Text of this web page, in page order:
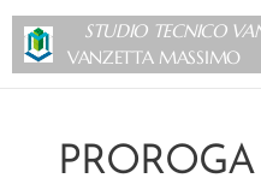
STUDIO TECNICO
VANZETTA MASSIMO